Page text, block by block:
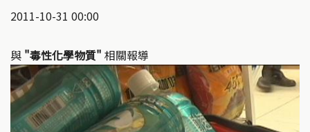
2011-10-31 00:00
與 "毒性化學物質" 相關報導